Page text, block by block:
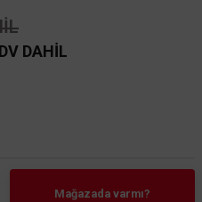
DAHİL
Mağazada varmı?